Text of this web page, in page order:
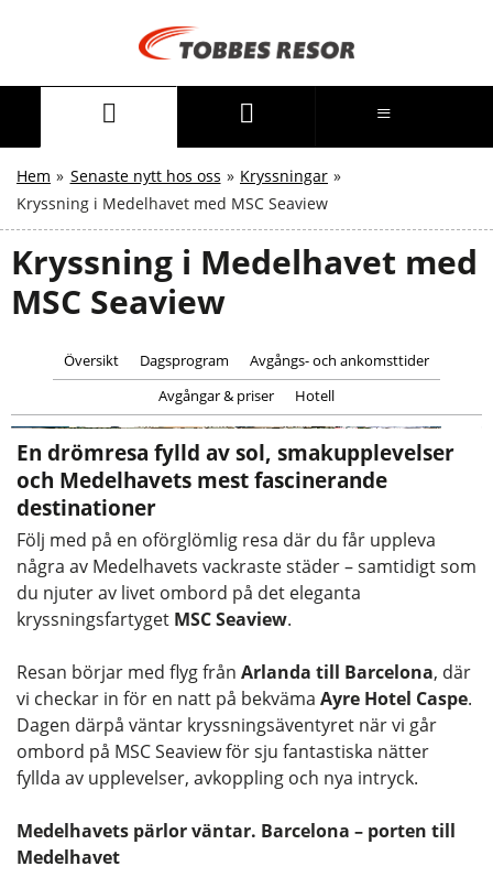
Hem » Senaste nytt hos oss » Kryssningar »
Kryssning i Medelhavet med MSC Seaview
Kryssning i Medelhavet med
MSC Seaview
Översikt Dagsprogram
Avgångs- och ankomsttider
Avgångar & priser
Hotell
En drömresa fylld av sol, smakupplevelser
och Medelhavets mest fascinerande
destinationer
Följ med på en oförglömlig resa där du får uppleva
några av Medelhavets vackraste städer – samtidigt som
du njuter av livet ombord på det eleganta
kryssningsfartyget MSC Seaview.
Resan börjar med flyg från Arlanda till Barcelona, där
vi checkar in för en natt på bekväma Ayre Hotel Caspe.
Dagen därpå väntar kryssningsäventyret när vi går
ombord på MSC Seaview för sju fantastiska nätter
fyllda av upplevelser, avkoppling och nya intryck.
Medelhavets pärlor väntar. Barcelona – porten till
Medelhavet